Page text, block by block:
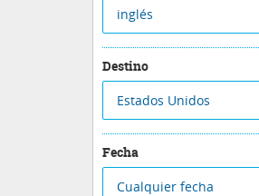
inglés
Destino
Estados Unidos
Fecha
Cualquier fecha